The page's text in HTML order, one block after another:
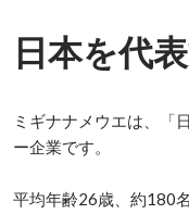
日本を代
ミギナナメウエは、「
ー企業です。
平均年齢26歳、約180